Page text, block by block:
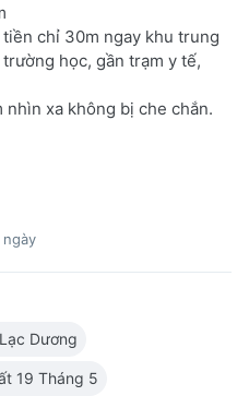
chỉ 30m ngay khu trung
học, gần trạm y tế,
xa không bị che chắn.
Dương
19 Tháng 5